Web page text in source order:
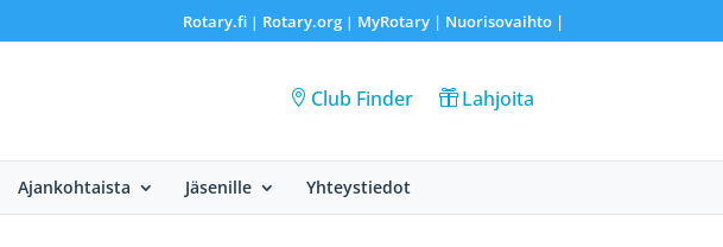
Rotary.fi| Rotary.org| MyRotary | Nuorisovaihto|
Club Finder Lahjoita
Ajankohtaista Jäsenille Yhteystiedot